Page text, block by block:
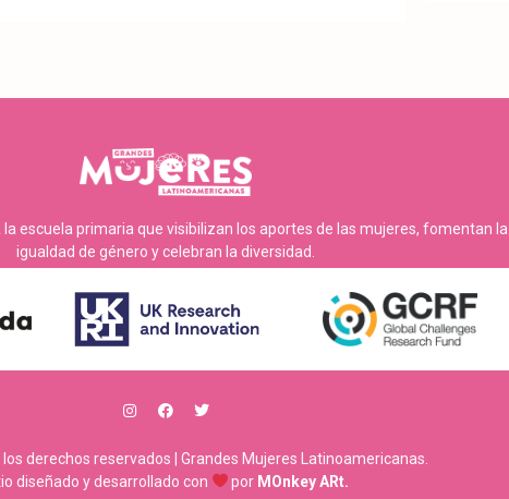
la escuela primaria que visibilizan los aportes de las mujeres, fomentan la
igualdad de género y celebran la diversidad.
derechos reservados | Grandes Mujeres Latinoamericanas.
diseñado y desarrollado con
por MOnkey ARt.